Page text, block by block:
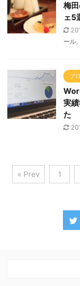
梅
ェ5
ール,
ブ
実
た
« Prev 1